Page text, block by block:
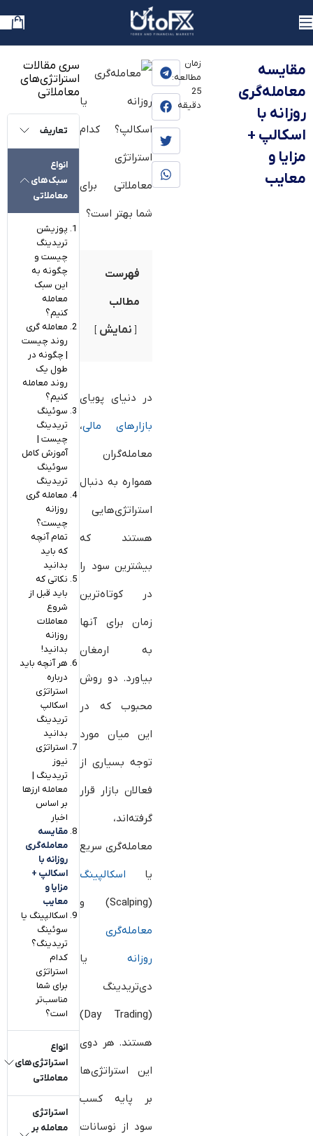
یوتوفارکس
مقایسه
معامله‌گری
روزانه با
اسکالپ +
مزایا و
معایب
زمان
مطالعه:
25
دقیقه
فهرست
مطالب
نمایش
در دنیای پویای
بازارهای مالی،
معامله‌گران
همواره به دنبال
استراتژی‌هایی
هستند که
بیشترین سود را
در کوتاه‌ترین
زمان برای آنها
به ارمغان
بیاورد. دو روش
محبوب که در
این میان مورد
توجه بسیاری از
فعالان بازار قرار
گرفته‌اند،
معامله‌گری سریع
یا اسکالپینگ
(Scalping) و
معامله‌گری
روزانهیا
دی‌تریدینگ
(Day Trading)
هستند. هر دوی
این استراتژی‌ها
بر پایه کسب
سود از نوسانات
سری مقالات
استراتژی‌های
معاملاتی
تعاریف
انواع
سبک‌های
معاملاتی
پوزیشن
تریدینگ
چیست و
چگونه به
این سبک
معامله
کنیم؟
معامله گری
روند چیست
| چگونه در
طول یک
روند معامله
کنیم؟
سوئینگ
تریدینگ
چیست |
آموزش کامل
سوئینگ
تریدینگ
معامله گری
روزانه
چیست؟
تمام آنچه
که باید
بدانید
نکاتی که
باید قبل از
شروع
معاملات
روزانه
بدانید!
هر آنچه باید
درباره
استراتژی
اسکالپ
تریدینگ
بدانید
استراتژی
نیوز
تریدینگ |
معامله ارزها
بر اساس
اخبار
مقایسه
معامله‌گری
روزانه با
اسکالپ +
مزایا و
معایب
اسکالپینگ یا
سوئینگ
تریدینگ؟
کدام
استراتژی
برای شما
مناسب‌تر
است؟
انواع
استراتژی‌های
معاملاتی
استراتژی
معامله بر